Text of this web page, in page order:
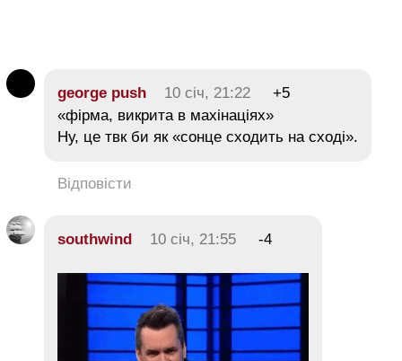
george push 10 січ, 21:22
+5
«фірма, викрита в махінаціях»
Ну, це твк би як «сонце сходить на сході».
Відповісти
southwind 10 січ, 21:55 -4